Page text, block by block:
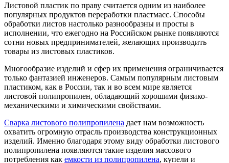
Листовой пластик по праву считается одним из наиболее
популярных продуктов переработки пластмасс. Способы
обработки листов настолько разнообразны и просты в
исполнении, что ежегодно на Российском рынке появляются
сотни новых предпринимателей, желающих производить
товары из листовых пластиков.
Многообразие изделий и сфер их применения ограничивается
только фантазией инженеров. Самым популярным листовым
пластиком, как в России, так и во всем мире является
листовой полипропилен, обладающий хорошими физико-
механическими и химическими свойствами.
Сварка листового полипропилена дает нам возможность
охватить огромную отрасль производства конструкционных
изделий. Именно благодаря этому виду обработки листового
полипропилена появляются такие изделия массового
потребления как емкости из полипропилена, купели и